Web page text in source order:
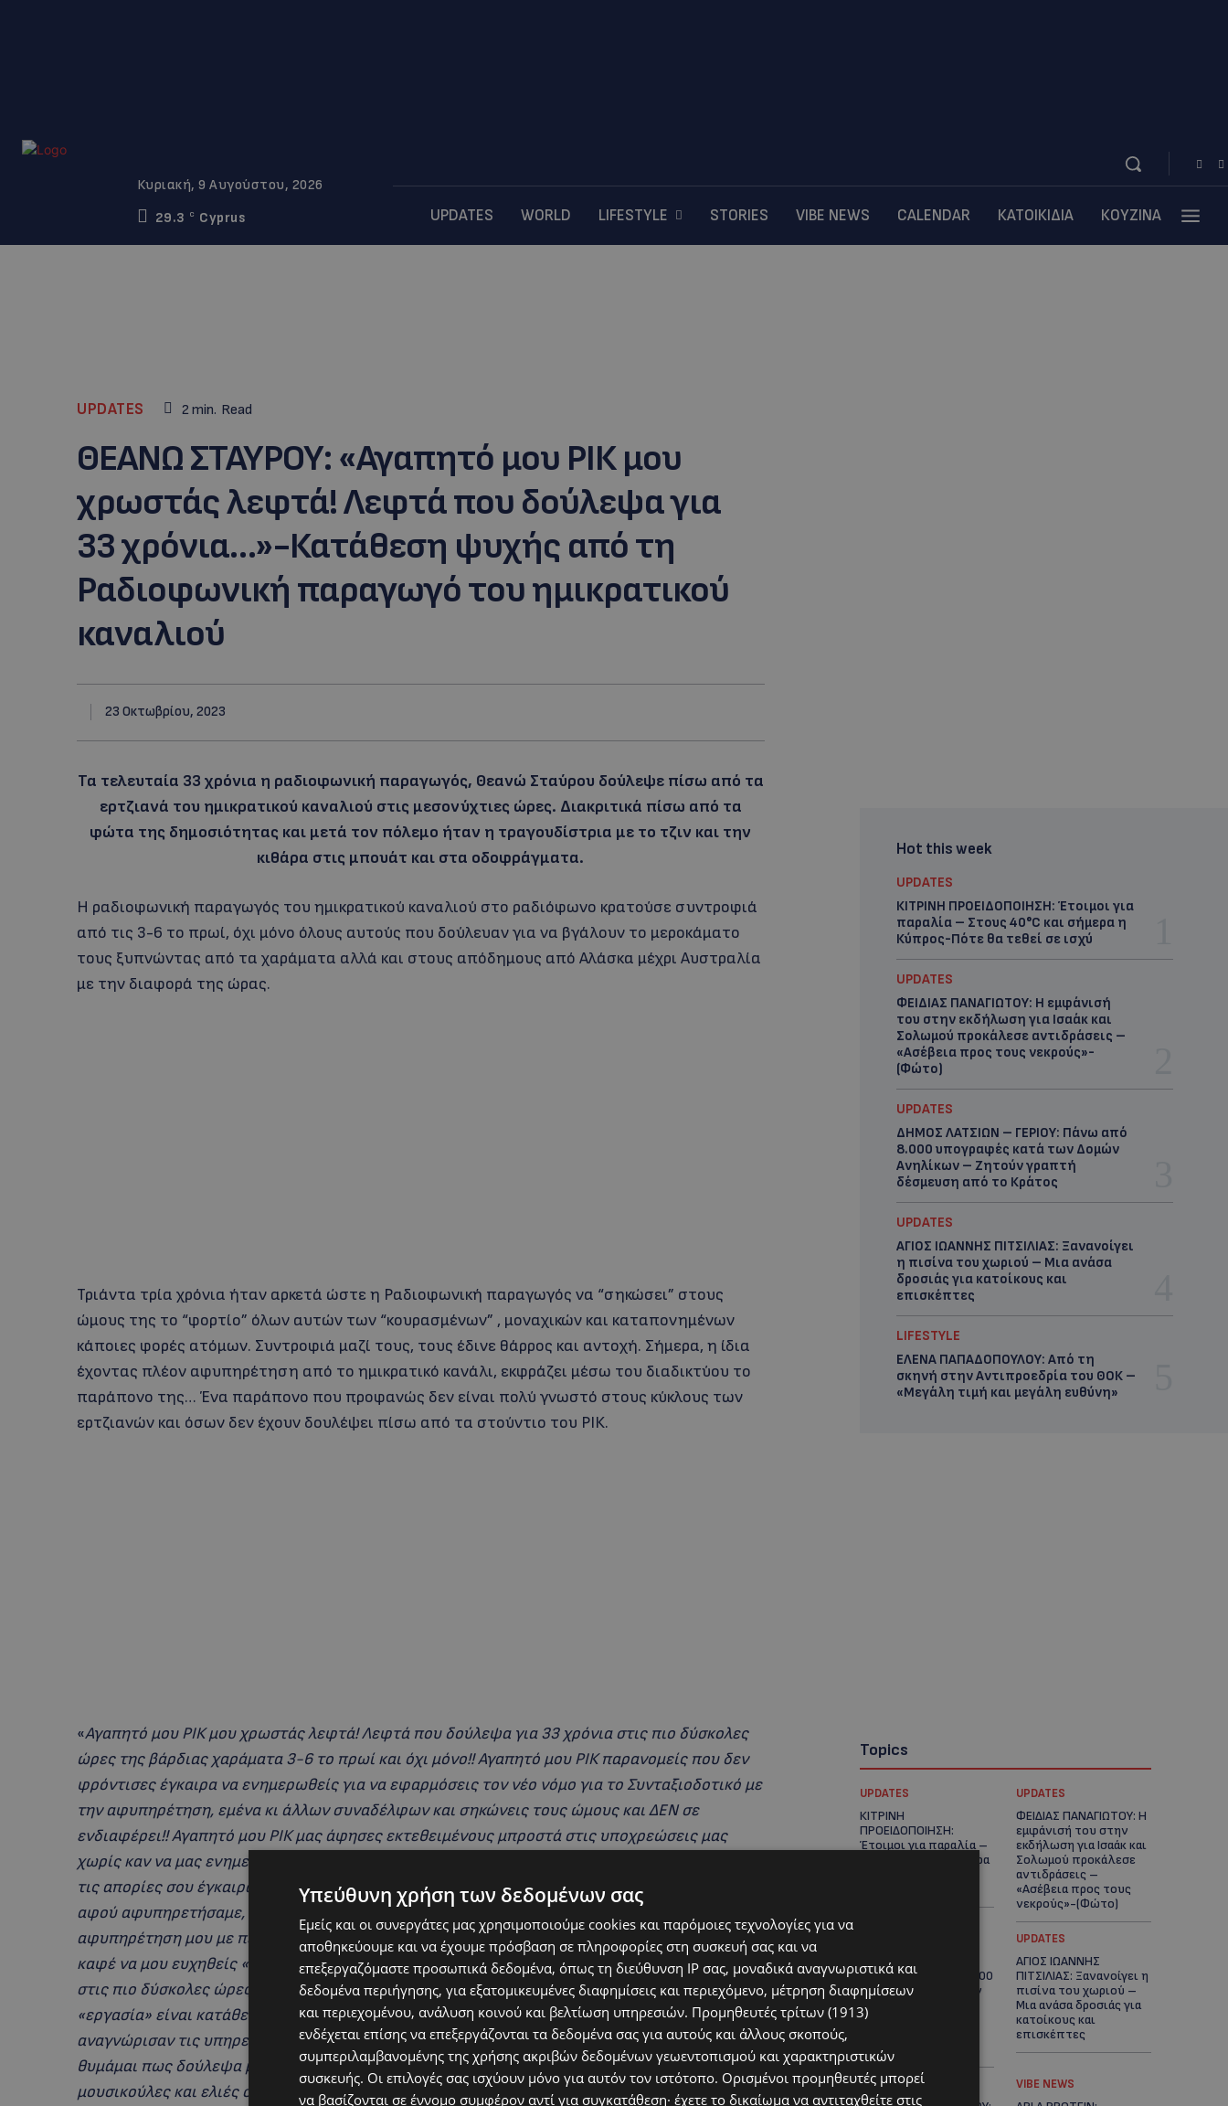
Κυριακή, 9 Αυγούστου, 2026
29.3
C Cyprus UPDATES WORLD LIFESTYLE STORIES VIBE NEWS CALENDAR ΚΑΤΟΙΚΙΔΙΑ ΚΟΥΖΙΝΑ
UPDATES 2 min. Read
ΘΕΑΝΩ ΣΤΑΥΡΟΥ: «Αγαπητό μου ΡΙΚ μου
χρωστάς λεφτά! Λεφτά που δούλεψα για
33 χρόνια…»-Κατάθεση ψυχής από τη
Ραδιοφωνική παραγωγό του ημικρατικού
καναλιού
23 Οκτωβρίου, 2023
Τα τελευταία 33 χρόνια η ραδιοφωνική παραγωγός, Θεανώ Σταύρου δούλεψε πίσω από τα
ερτζιανά του ημικρατικού καναλιού στις μεσονύχτιες ώρες. Διακριτικά πίσω από τα
φώτα της δημοσιότητας και μετά τον πόλεμο ήταν η τραγουδίστρια με το τζιν και την
κιθάρα στις μπουάτ και στα οδοφράγματα.
Η ραδιοφωνική παραγωγός του ημικρατικού καναλιού στο ραδιόφωνο κρατούσε συντροφιά
από τις 3-6 το πρωί, όχι μόνο όλους αυτούς που δούλευαν για να βγάλουν το μεροκάματο
τους ξυπνώντας από τα χαράματα αλλά και στους απόδημους από Αλάσκα μέχρι Αυστραλία
με την διαφορά της ώρας.
Τριάντα τρία χρόνια ήταν αρκετά ώστε η Ραδιοφωνική παραγωγός να “σηκώσει” στους
ώμους της το “φορτίο” όλων αυτών των “κουρασμένων” , μοναχικών και καταπονημένων
κάποιες φορές ατόμων. Συντροφιά μαζί τους, τους έδινε θάρρος και αντοχή. Σήμερα, η ίδια
έχοντας πλέον αφυπηρέτηση από το ημικρατικό κανάλι, εκφράζει μέσω του διαδικτύου το
παράπονο της… Ένα παράπονο που προφανώς δεν είναι πολύ γνωστό στους κύκλους των
ερτζιανών και όσων δεν έχουν δουλέψει πίσω από τα στούντιο του ΡΙΚ.
«Αγαπητό μου ΡΙΚ μου χρωστάς λεφτά! Λεφτά που δούλεψα για 33 χρόνια στις πιο δύσκολες
ώρες της βάρδιας χαράματα 3-6 το πρωί και όχι μόνο!! Αγαπητό μου ΡΙΚ παρανομείς που δεν
φρόντισες έγκαιρα να ενημερωθείς για να εφαρμόσεις τον νέο νόμο για το Συνταξιοδοτικό με
την αφυπηρέτηση, εμένα κι άλλων συναδέλφων και σηκώνεις τους ώμους και ΔΕΝ σε
ενδιαφέρει!! Αγαπητό μου ΡΙΚ μας άφησες εκτεθειμένους μπροστά στις υποχρεώσεις μας
χωρίς καν να μας ενημερώσεις ότι δεν θα εφάρμοζες τον νόμο γιατί δεν φρόντισες να λύσεις
τις απορίες σου έγκαιρα με το Υπουργείο Οικονομικών κι αυτή τη στιγμή κάποιοι από εμάς
αφού αφυπηρετήσαμε, ζητάνε δανεικά για να ζήσουν!! Και κάτι άλλο αγαπητό μου ΡΙΚ… με την
αφυπηρέτηση μου με πέταξες σαν ληγμένη μηχανή και ούτε ένα τηλεφώνημα, ένα email, ένα
καφέ να μου ευχηθείς «καλή νέα ζωή», «ευχαριστούμε για την ψυχή που έδωσες τόσα χρόνια
στις πιο δύσκολες ώρες της βάρδιας» γιατί για 33 χρόνια να εργάζεσαι 3-6 το πρωί δεν είναι
«εργασία» είναι κατάθεση ψυχής αγαπητό μου ΡΙΚ!!! Ευτυχώς που έχω τους ακροατές μου που
αναγνώρισαν τις υπηρεσίες μου τόσα χρόνια κοντά τους, μου έδωσαν κάτι πολύτιμο να
θυμάμαι πως δούλεψα με πάθος στο ΡΙΚ και τους ευχαριστώ!! Κατά τ’ άλλα αγαπητό μου ΡΙΚ…
μουσικούλες και ελιές στους κήπους, κάδρα στους διαδρόμους, φωτογραφίες στο Facebook
Hot this week
UPDATES
ΚΙΤΡΙΝΗ ΠΡΟΕΙΔΟΠΟΙΗΣΗ: Έτοιμοι για
παραλία – Στους 40°C και σήμερα η
Κύπρος-Πότε θα τεθεί σε ισχύ
UPDATES
ΦΕΙΔΙΑΣ ΠΑΝΑΓΙΩΤΟΥ: Η εμφάνισή
του στην εκδήλωση για Ισαάκ και
Σολωμού προκάλεσε αντιδράσεις –
«Ασέβεια προς τους νεκρούς»-
(Φώτο)
UPDATES
ΔΗΜΟΣ ΛΑΤΣΙΩΝ – ΓΕΡΙΟΥ: Πάνω από
8.000 υπογραφές κατά των Δομών
Ανηλίκων – Ζητούν γραπτή
δέσμευση από το Κράτος
UPDATES
ΑΓΙΟΣ ΙΩΑΝΝΗΣ ΠΙΤΣΙΛΙΑΣ: Ξανανοίγει
η πισίνα του χωριού – Μια ανάσα
δροσιάς για κατοίκους και
επισκέπτες
LIFESTYLE
ΕΛΕΝΑ ΠΑΠΑΔΟΠΟΥΛΟΥ: Από τη
σκηνή στην Αντιπροεδρία του ΘΟΚ –
«Μεγάλη τιμή και μεγάλη ευθύνη»
Topics
UPDATES
ΚΙΤΡΙΝΗ
ΠΡΟΕΙΔΟΠΟΙΗΣΗ:
Έτοιμοι για παραλία –
Στους 40°C και σήμερα
UPDATES
ΦΕΙΔΙΑΣ ΠΑΝΑΓΙΩΤΟΥ: Η
εμφάνισή του στην
εκδήλωση για Ισαάκ και
Σολωμού προκάλεσε
αντιδράσεις –
«Ασέβεια προς τους
νεκρούς»-(Φώτο)
ΔΗΜΟΣ ΛΑΤΣΙΩΝ –
ΓΕΡΙΟΥ: Πάνω από 8.000
υπογραφές κατά των
Δομών Ανηλίκων –
Ζητούν γραπτή
Κράτος
UPDATES
ΑΓΙΟΣ ΙΩΑΝΝΗΣ
ΠΙΤΣΙΛΙΑΣ: Ξανανοίγει η
πισίνα του χωριού –
Μια ανάσα δροσιάς για
κατοίκους και
επισκέπτες
LIFESTYLE VIBE NEWS
Υπεύθυνη χρήση των δεδομένων σας
Εμείς και οι συνεργάτες μας χρησιμοποιούμε cookies και παρόμοιες τεχνολογίες για να
αποθηκεύουμε και να έχουμε πρόσβαση σε πληροφορίες στη συσκευή σας και να
επεξεργαζόμαστε προσωπικά δεδομένα, όπως τη διεύθυνση IP σας, μοναδικά αναγνωριστικά και
δεδομένα περιήγησης, για εξατομικευμένες διαφημίσεις και περιεχόμενο, μέτρηση διαφημίσεων
και περιεχομένου, ανάλυση κοινού και βελτίωση υπηρεσιών. Προμηθευτές τρίτων (1913)
ενδέχεται επίσης να επεξεργάζονται τα δεδομένα σας για αυτούς και άλλους σκοπούς,
συμπεριλαμβανομένης της χρήσης ακριβών δεδομένων γεωεντοπισμού και χαρακτηριστικών
συσκευής. Οι επιλογές σας ισχύουν μόνο για αυτόν τον ιστότοπο. Ορισμένοι προμηθευτές μπορεί
να βασίζονται σε έννομο συμφέρον αντί για συγκατάθεση· έχετε το δικαίωμα να αντιταχθείτε στις